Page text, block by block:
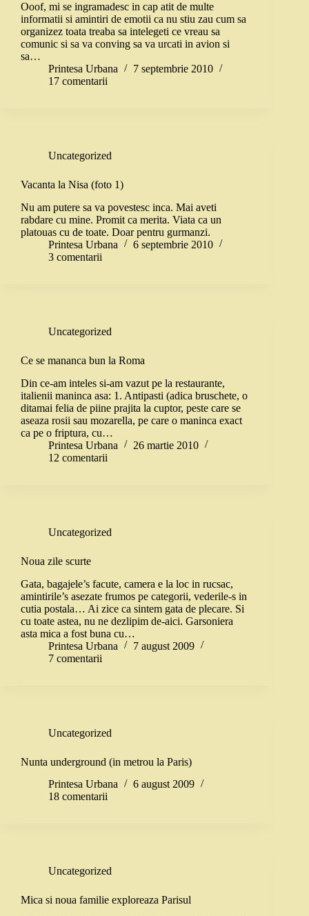
Ooof, mi se ingramadesc in cap atit de multe
informatii si amintiri de emotii ca nu stiu zau cum sa
organizez toata treaba sa intelegeti ce vreau sa
comunic si sa va conving sa va urcati in avion si
sa…
Printesa Urbana
7 septembrie 2010
17 comentarii
Uncategorized
Vacanta la Nisa (foto 1)
Nu am putere sa va povestesc inca. Mai aveti
rabdare cu mine. Promit ca merita. Viata ca un
platouas cu de toate. Doar pentru gurmanzi.
Printesa Urbana
6 septembrie 2010
3 comentarii
Uncategorized
Ce se mananca bun la Roma
Din ce-am inteles si-am vazut pe la restaurante,
italienii maninca asa: 1. Antipasti (adica bruschete, o
ditamai felia de piine prajita la cuptor, peste care se
aseaza rosii sau mozarella, pe care o maninca exact
ca pe o friptura, cu…
Printesa Urbana
26 martie 2010
12 comentarii
Uncategorized
Noua zile scurte
Gata, bagajele’s facute, camera e la loc in rucsac,
amintirile’s asezate frumos pe categorii, vederile-s in
cutia postala… Ai zice ca sintem gata de plecare. Si
cu toate astea, nu ne dezlipim de-aici. Garsoniera
asta mica a fost buna cu…
Printesa Urbana
7 august 2009
7 comentarii
Uncategorized
Nunta underground (in metrou la Paris)
Printesa Urbana
6 august 2009
18 comentarii
Uncategorized
Mica si noua familie exploreaza Parisul